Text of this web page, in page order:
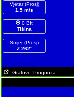
Vjetar (Prosj)
1.5 m/s
0 Bft
Tišina
Smjer (Prosj)
Z 262°
Grafovi - Prognoza